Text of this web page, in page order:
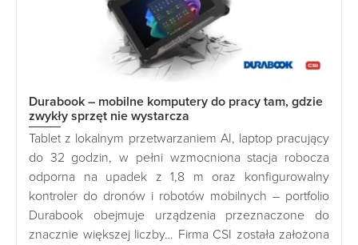
Durabook – mobilne komputery do pracy tam, gdzie
zwykły sprzęt nie wystarcza
Tablet z lokalnym przetwarzaniem AI, laptop pracujący
do 32 godzin, w pełni wzmocniona stacja robocza
odporna na upadek z 1,8 m oraz konfigurowalny
kontroler do dronów i robotów mobilnych – portfolio
Durabook obejmuje urządzenia przeznaczone do
znacznie większej liczby… Firma CSI została założona